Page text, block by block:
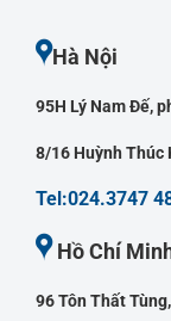
Hà Nội
95H Lý Nam Đế,
8/16 Huỳnh Thúc
Tel:024.3747
Hồ Chí
96 Tôn Thất